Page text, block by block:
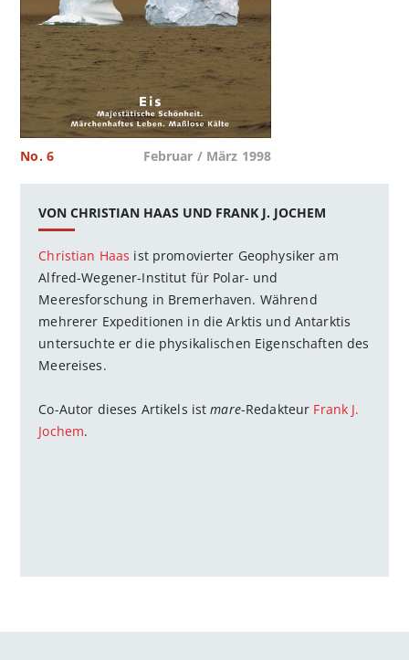
No. 6 Februar / März 1998
VON CHRISTIAN HAAS UND FRANK J. JOCHEM
Christian Haas ist promovierter Geophysiker am
Alfred-Wegener-Institut für Polar- und
Meeresforschung in Bremerhaven. Während
mehrerer Expeditionen in die Arktis und Antarktis
untersuchte er die physikalischen Eigenschaften des
Meereises.
Co-Autor dieses Artikels istmare-Redakteur Frank J.
Jochem.